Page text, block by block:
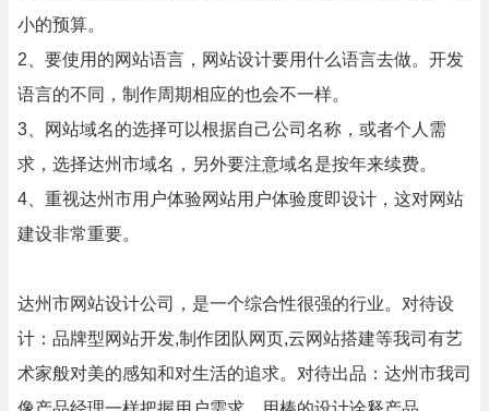
小的预算。
2、要使用的网站语言，网站设计要用什么语言去做。开发
语言的不同，制作周期相应的也会不一样。
3、网站域名的选择可以根据自己公司名称，或者个人需
求，选择达州市域名，另外要注意域名是按年来续费。
4、重视达州市用户体验网站用户体验度即设计，这对网站
建设非常重要。
达州市网站设计公司，是一个综合性很强的行业。对待设
计：品牌型网站开发,制作团队网页,云网站搭建等我司有艺
术家般对美的感知和对生活的追求。对待出品：达州市我司